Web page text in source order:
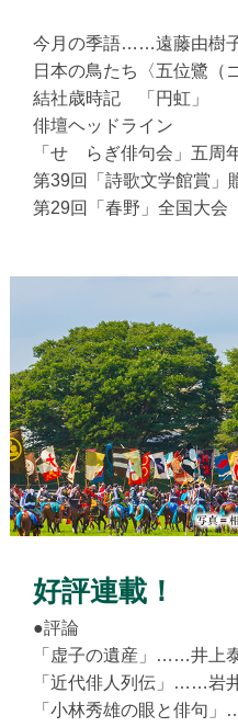
今月の季語……遠藤由樹
日本の鳥たち〈五位鷺
結社歳時記 「円虹」
俳壇ヘッドライン
「せゝらぎ俳句会」五周
第39回「詩歌文学館賞」
第29回「春野」全国大
好評連載！
●評論
「虚子の遺産」……井上
「近代俳人列伝」……岩
「小林秀雄の眼と俳句